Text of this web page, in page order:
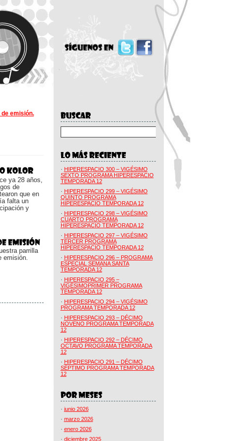
de emisión.
ya 28 años,
de
que en
falta un
y
parrilla
emisión.
· HIPERESPACIO 300 – VIGÉSIMO
SEXTO PROGRAMA HIPERESPACIO
TEMPORADA 12
· HIPERESPACIO 299 – VIGÉSIMO
QUINTO PROGRAMA
HIPERESPACIO TEMPORADA 12
· HIPERESPACIO 298 – VIGÉSIMO
CUARTO PROGRAMA
HIPERESPACIO TEMPORADA 12
· HIPERESPACIO 297 – VIGÉSIMO
TERCER PROGRAMA
HIPERESPACIO TEMPORADA 12
· HIPERESPACIO 296 – PROGRAMA
ESPECIAL SEMANA SANTA
TEMPORADA 12
· HIPERESPACIO 295 –
VIGÉSIMOPRIMER PROGRAMA
TEMPORADA 12
· HIPERESPACIO 294 – VIGÉSIMO
PROGRAMA TEMPORADA 12
· HIPERESPACIO 293 – DÉCIMO
NOVENO PROGRAMA TEMPORADA
12
· HIPERESPACIO 292 – DÉCIMO
OCTAVO PROGRAMA TEMPORADA
12
· HIPERESPACIO 291 – DÉCIMO
SÉPTIMO PROGRAMA TEMPORADA
12
· junio 2026
· marzo 2026
· enero 2026
· diciembre 2025